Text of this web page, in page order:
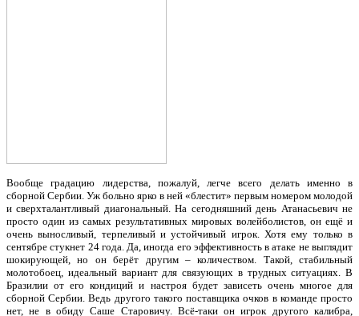
Вообще градацию лидерства, пожалуй, легче всего делать именно в
сборной Сербии. Уж больно ярко в ней «блестит» первым номером молодой
и сверхталантливый диагональный. На сегодняшний день Атанасьевич не
просто один из самых результативных мировых волейболистов, он ещё и
очень выносливый, терпеливый и устойчивый игрок. Хотя ему только в
сентябре стукнет 24 года. Да, иногда его эффективность в атаке не выглядит
шокирующей, но он берёт другим – количеством. Такой, стабильный
молотобоец, идеальный вариант для связующих в трудных ситуациях. В
Бразилии от его кондиций и настроя будет зависеть очень многое для
сборной Сербии. Ведь другого такого поставщика очков в команде просто
нет, не в обиду Саше Старовичу. Всё-таки он игрок другого калибра,